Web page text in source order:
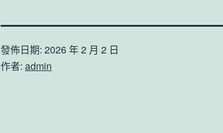
發佈日期: 2026 年 2 月 2 日
作者: admin